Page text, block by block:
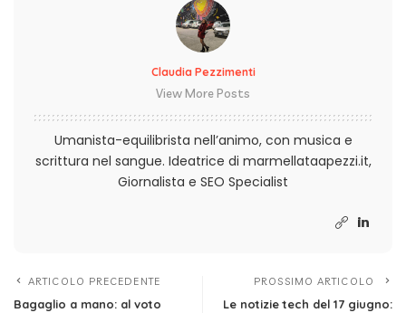
Claudia Pezzimenti
View More Posts
Umanista-equilibrista nell’animo, con musica e
scrittura nel sangue. Ideatrice di marmellataapezzi.it,
Giornalista e SEO Specialist
ARTICOLO PRECEDENTE
Bagaglio a mano: al voto
PROSSIMO ARTICOLO
Le notizie tech del 17 giugno: